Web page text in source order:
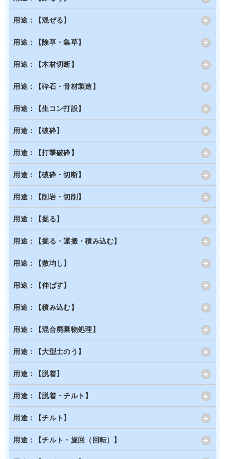
用途：【混ぜる】
用途：【除草・集草】
用途：【木材切断】
用途：【砕石・骨材製造】
用途：【生コン打設】
用途：【破砕】
用途：【打撃破砕】
用途：【破砕・切断】
用途：【削岩・切削】
用途：【掘る】
用途：【掘る・運搬・積み込む】
用途：【敷均し】
用途：【伸ばす】
用途：【積み込む】
用途：【混合廃棄物処理】
用途：【大型土のう】
用途：【脱着】
用途：【脱着・チルト】
用途：【チルト】
用途：【チルト・旋回（回転）】